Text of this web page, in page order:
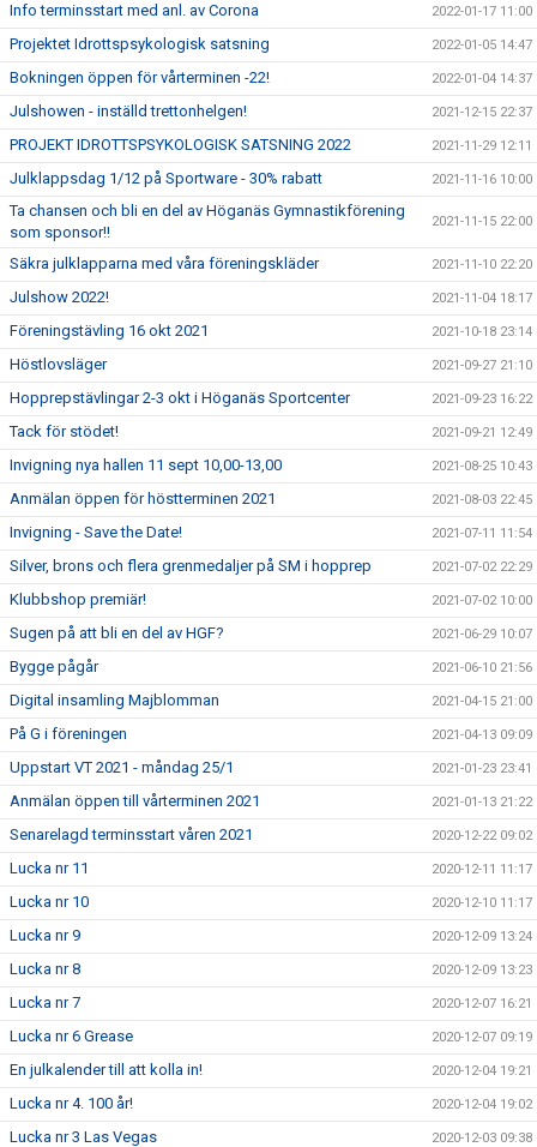
Info terminsstart med anl. av Corona 2022-01-17 11:00
Projektet Idrottspsykologisk satsning 2022-01-05 14:47
Bokningen öppen för vårterminen -22! 2022-01-04 14:37
Julshowen - inställd trettonhelgen! 2021-12-15 22:37
PROJEKT IDROTTSPSYKOLOGISK SATSNING 2022 2021-11-29 12:11
Julklappsdag 1/12 på Sportware - 30% rabatt 2021-11-16 10:00
Ta chansen och bli en del av Höganäs Gymnastikförening
som sponsor!!
2021-11-15 22:00
Säkra julklapparna med våra föreningskläder 2021-11-10 22:20
Julshow 2022! 2021-11-04 18:17
Föreningstävling 16 okt 2021 2021-10-18 23:14
Höstlovsläger 2021-09-27 21:10
Hopprepstävlingar 2-3 okt i Höganäs Sportcenter 2021-09-23 16:22
Tack för stödet! 2021-09-21 12:49
Invigning nya hallen 11 sept 10,00-13,00 2021-08-25 10:43
Anmälan öppen för höstterminen 2021 2021-08-03 22:45
Invigning - Save the Date! 2021-07-11 11:54
Silver, brons och flera grenmedaljer på SM i hopprep 2021-07-02 22:29
Klubbshop premiär! 2021-07-02 10:00
Sugen på att bli en del av HGF? 2021-06-29 10:07
Bygge pågår 2021-06-10 21:56
Digital insamling Majblomman 2021-04-15 21:00
På G i föreningen 2021-04-13 09:09
Uppstart VT 2021 - måndag 25/1 2021-01-23 23:41
Anmälan öppen till vårterminen 2021 2021-01-13 21:22
Senarelagd terminsstart våren 2021 2020-12-22 09:02
Lucka nr 11 2020-12-11 11:17
Lucka nr 10 2020-12-10 11:17
Lucka nr 9 2020-12-09 13:24
Lucka nr 8 2020-12-09 13:23
Lucka nr 7 2020-12-07 16:21
Lucka nr 6 Grease 2020-12-07 09:19
En julkalender till att kolla in! 2020-12-04 19:21
Lucka nr 4. 100 år! 2020-12-04 19:02
Lucka nr 3 Las Vegas 2020-12-03 09:38